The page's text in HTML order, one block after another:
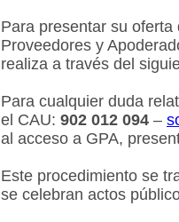
Para presentar su
Proveedores y
realiza a través del
Para cualquier duda
el CAU: 902 012 094 –
al acceso a GPA,
Este procedimiento se
se celebran actos